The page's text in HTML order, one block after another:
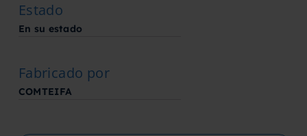
Estado
En su estado
Fabricado por
COMTEIFA